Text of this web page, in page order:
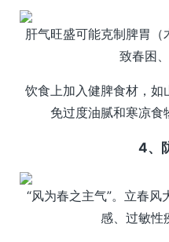
肝气旺盛可能克制脾胃
致春困
饮食上加入健脾食材，如
免过度油腻和寒凉食
4、
“风为春之主气”。立春
感、过敏性